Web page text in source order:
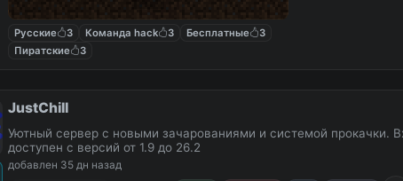
Русские 3 Команда hack 3 Бесплатные
3
Пиратские
3
JustChill
Уютный сервер с новыми зачарованиями и системой прокачки.
доступен с версий от 1.9 до 26.2
добавлен 35 дн назад